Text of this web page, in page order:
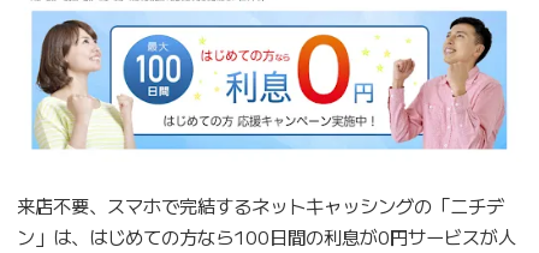
来店不要、スマホで完結するネットキャッシングの「ニチデ
ン」は、はじめての方なら100日間の利息が0円サービスが人